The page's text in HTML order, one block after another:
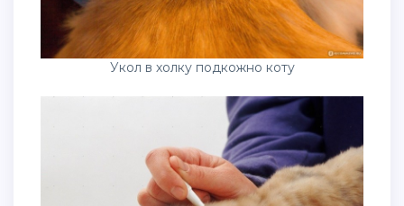
Укол в холку подкожно коту